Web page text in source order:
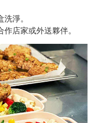
淨。
店家或外送夥伴。